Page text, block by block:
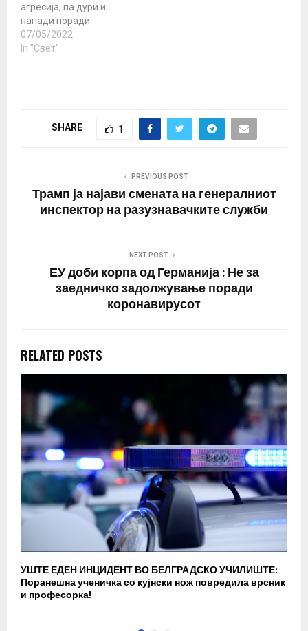
агресија, па дури и
напади поради
специјалната операција
во Украина. Се користат
локалната полиција и
Марина,…
07/05/2022
In "Свет"
SHARE 1
PREVIOUS POST
Трамп ја најави смената на генералниот
инспектор на разузнавачките служби
NEXT POST
ЕУ доби корпа од Германија : Не за
заедничко задолжување поради
коронавирусот
RELATED POSTS
УШТЕ ЕДЕН ИНЦИДЕНТ ВО БЕЛГРАДСКО УЧИЛИШТЕ:
Поранешна ученичка со кујнски нож повредила врсник
и професорка!